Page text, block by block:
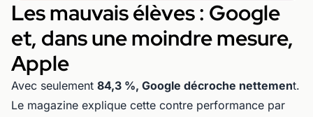
Les mauvais élèves : Google
et, dans une moindre mesure,
Apple
Avec seulement 84,3 %, Google décroche nettement.
Le magazine explique cette contre performance par